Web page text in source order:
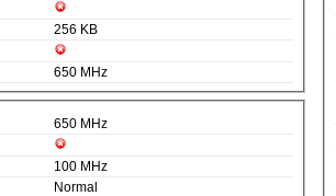
256 KB
650 MHz
650 MHz
100 MHz
Normal